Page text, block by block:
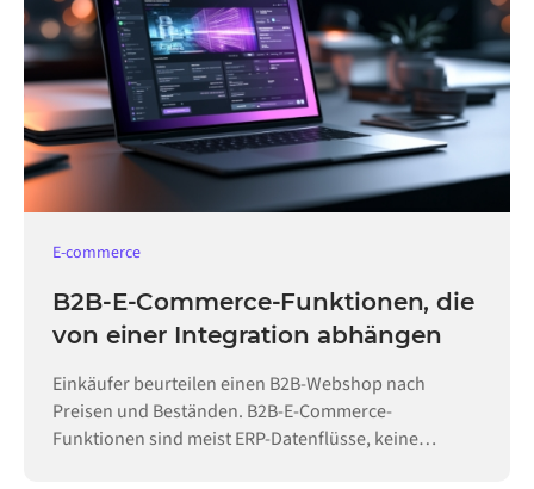
E-commerce
B2B-E-Commerce-Funktionen, die
von einer Integration abhängen
Einkäufer beurteilen einen B2B-Webshop nach
Preisen und Beständen. B2B-E-Commerce-
Funktionen sind meist ERP-Datenflüsse, keine